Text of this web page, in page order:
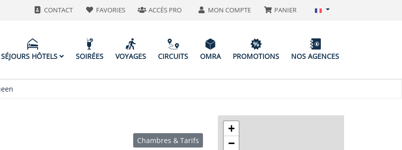
CONTACT FAVORIES ACCÈS PRO MON COMPTE PANIER
SÉJOURS HÔTELS SOIRÉES VOYAGES CIRCUITS OMRA PROMOTIONS NOS AGENCES
Chambres & Tarifs
+
−